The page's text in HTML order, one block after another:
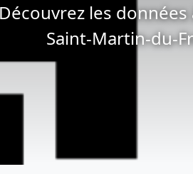
Découvrez les
Saint-Martin-du-